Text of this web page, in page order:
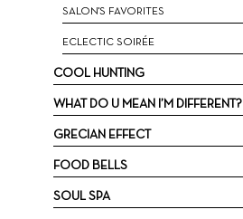
SALON'S FAVORITES
ECLECTIC SOIRÉE
COOL HUNTING
WHAT DO U MEAN I’M DIFFERENT?
GRECIAN EFFECT
FOOD BELLS
SOUL SPA